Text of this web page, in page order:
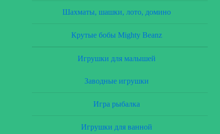
Шахматы, шашки, лото, домино
Крутые бобы Mighty Beanz
Игрушки для малышей
Заводные игрушки
Игра рыбалка
Игрушки для ванной